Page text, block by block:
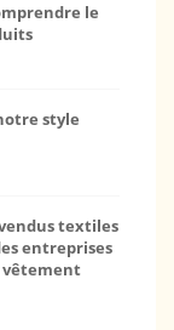
le
style
textiles
entreprises
vêtement